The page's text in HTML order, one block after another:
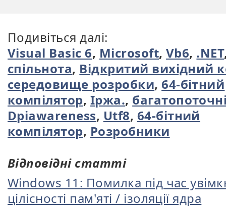
Подивіться далі:
Visual Basic 6, Microsoft, Vb6, .NET
спільнота, Відкритий вихідний
середовище розробки,64-бітний
компілятор, Іржа.,
Dpiawareness, Utf8, 64-бітний
компілятор, Розробники
Відповідні статті
Windows 11: Помилка під час
цілісності пам'яті / ізоляції ядра